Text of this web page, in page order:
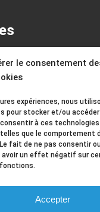
le consentement
expériences, nous
pour stocker et/ou
à ces
que le comportement
fait de ne pas consentir
un effet négatif sur
Accepter
confidentialité